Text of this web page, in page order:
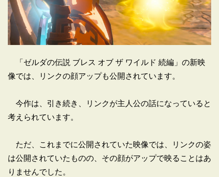
「ゼルダの伝説 ブレス オブ ザ ワイルド 続編」の新映
像では、リンクの顔アップも公開されています。
今作は、引き続き、リンクが主人公の話になっていると
考えられています。
ただ、これまでに公開されていた映像では、リンクの姿
は公開されていたものの、その顔がアップで映ることはあ
りませんでした。